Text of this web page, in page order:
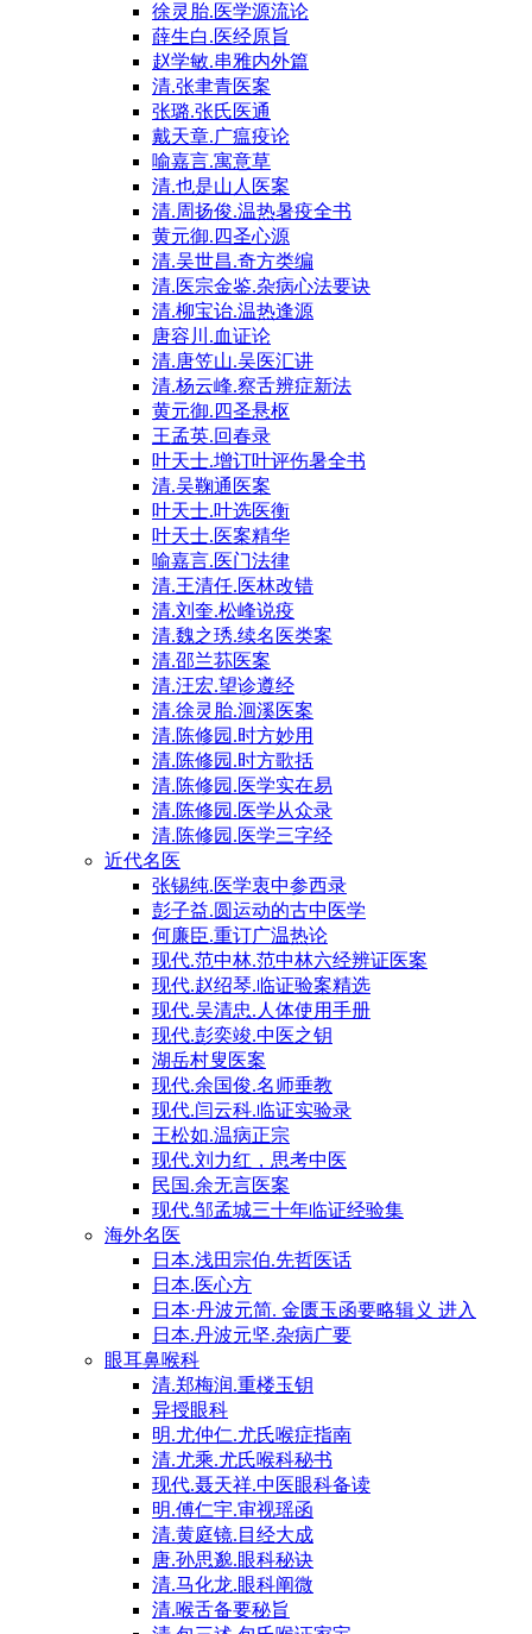
徐灵胎.医学源流论
薛生白.医经原旨
赵学敏.串雅内外篇
清.张聿青医案
张璐.张氏医通
戴天章.广瘟疫论
喻嘉言.寓意草
清.也是山人医案
清.周扬俊.温热暑疫全书
黄元御.四圣心源
清.吴世昌.奇方类编
清.医宗金鉴.杂病心法要诀
清.柳宝诒.温热逢源
唐容川.血证论
清.唐笠山.吴医汇讲
清.杨云峰.察舌辨症新法
黄元御.四圣悬枢
王孟英.回春录
叶天士.增订叶评伤暑全书
清.吴鞠通医案
叶天士.叶选医衡
叶天士.医案精华
喻嘉言.医门法律
清.王清任.医林改错
清.刘奎.松峰说疫
清.魏之琇.续名医类案
清.邵兰荪医案
清.汪宏.望诊遵经
清.徐灵胎.洄溪医案
清.陈修园.时方妙用
清.陈修园.时方歌括
清.陈修园.医学实在易
清.陈修园.医学从众录
清.陈修园.医学三字经
近代名医
张锡纯.医学衷中参西录
彭子益.圆运动的古中医学
何廉臣.重订广温热论
现代.范中林.范中林六经辨证医案
现代.赵绍琴.临证验案精选
现代.吴清忠.人体使用手册
现代.彭奕竣.中医之钥
湖岳村叟医案
现代.余国俊.名师垂教
现代.闫云科.临证实验录
王松如.温病正宗
现代.刘力红，思考中医
民国.余无言医案
现代.邹孟城三十年临证经验集
海外名医
日本.浅田宗伯.先哲医话
日本.医心方
日本·丹波元简. 金匮玉函要略辑义 进入
日本.丹波元坚.杂病广要
眼耳鼻喉科
清.郑梅润.重楼玉钥
异授眼科
明.尤仲仁.尤氏喉症指南
清.尤乘.尤氏喉科秘书
现代.聂天祥.中医眼科备读
明.傅仁宇.审视瑶函
清.黄庭镜.目经大成
唐.孙思邈.眼科秘诀
清.马化龙.眼科阐微
清.喉舌备要秘旨